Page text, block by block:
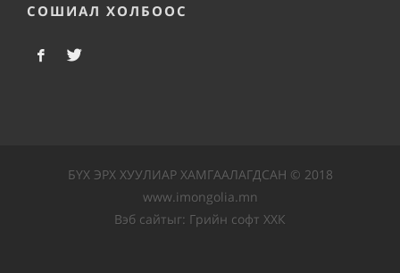
СОШИАЛ ХОЛБООС
БҮХ ЭРХ ХУУЛИАР ХАМГААЛАГДСАН © 2018
www.imongolia.mn
Вэб сайтыг: Грийн софт ХХК